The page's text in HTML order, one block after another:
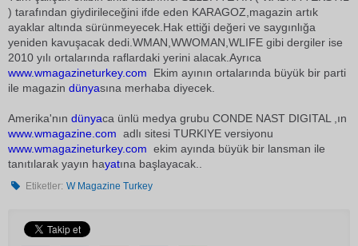
) tarafından giydirileceğini ifde eden KARAGOZ,magazin artık
ayaklar altında sürünmeyecek.Hak ettiği değeri ve saygınlığa
yeniden kavuşacak dedi.WMAN,WWOMAN,WLIFE gibi dergiler ise
2010 yılı ortalarında raflardaki yerini alacak.Ayrıca
www.wmagazineturkey.com Ekim ayının ortalarında büyük bir parti
ile magazin dünyasına merhaba diyecek.
Amerika'nın dünyaca ünlü medya grubu CONDE NAST DIGITAL ,ın
www.wmagazine.com adlı sitesi TURKIYE versiyonu
www.wmagazineturkey.com ekim ayında büyük bir lansman ile
tanıtılarak yayın hayatına başlayacak..
Etiketler: W Magazine Turkey